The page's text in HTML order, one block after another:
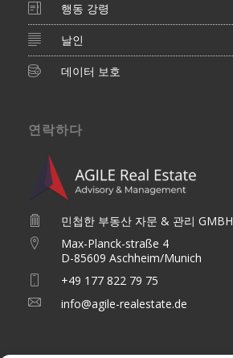
행동 강령
날인
데이터 보호
연락하다
민첩한 부동산 자문 & 관리 GMBH
Max-Planck-straße 4
D-85609 Aschheim/Munich
+49 177 822 79 75
info@agile-realestate.de